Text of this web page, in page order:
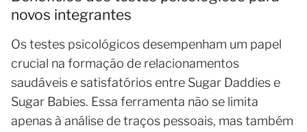
novos integrantes
Os testes psicológicos desempenham um papel
crucial na formação de relacionamentos
saudáveis e satisfatórios entre Sugar Daddies e
Sugar Babies. Essa ferramenta não se limita
apenas à análise de traços pessoais, mas também